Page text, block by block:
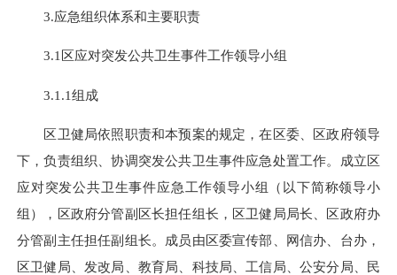
3.应急组织体系和主要职责
3.1区应对突发公共卫生事件工作领导小组
3.1.1组成
区卫健局依照职责和本预案的规定，在区委、区政府领导
下，负责组织、协调突发公共卫生事件应急处置工作。成立区
应对突发公共卫生事件应急工作领导小组（以下简称领导小
组），区政府分管副区长担任组长，区卫健局局长、区政府办
分管副主任担任副组长。成员由区委宣传部、网信办、台办，
区卫健局、发改局、教育局、科技局、工信局、公安分局、民